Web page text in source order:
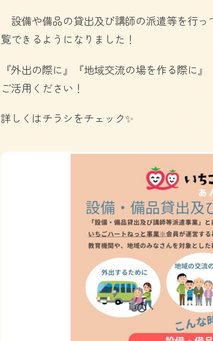
設備や備品の貸出及び講師の派遣等を行
覧できるようになりました！
『外出の際に』『地域交流の場を作る際に
ご活用ください！
詳しくはチラシをチェック✨